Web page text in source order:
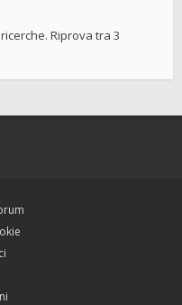
Riprova tra 3